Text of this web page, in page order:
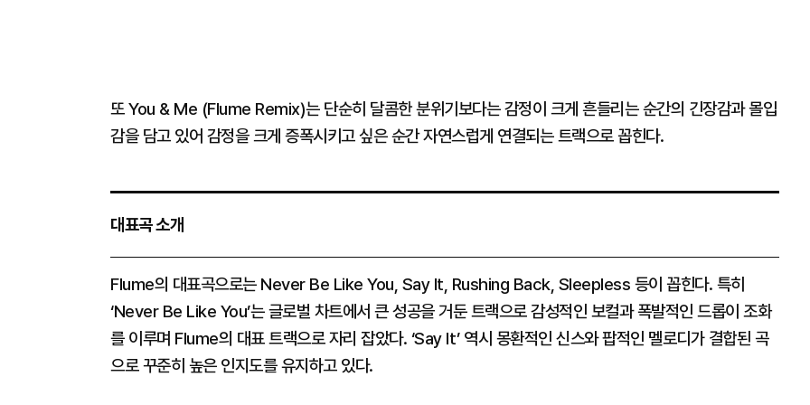
또 You & Me (Flume Remix)는 단순히 달콤한 분위기보다는 감정이 크게 흔들리는 순간의 긴장감과 몰입
감을 담고 있어 감정을 크게 증폭시키고 싶은 순간 자연스럽게 연결되는 트랙으로 꼽힌다.
대표곡 소개
Flume의 대표곡으로는 Never Be Like You, Say It, Rushing Back, Sleepless 등이 꼽힌다. 특히
‘Never Be Like You’는 글로벌 차트에서 큰 성공을 거둔 트랙으로 감성적인 보컬과 폭발적인 드롭이 조화
를 이루며 Flume의 대표 트랙으로 자리 잡았다. ‘Say It’ 역시 몽환적인 신스와 팝적인 멜로디가 결합된 곡
으로 꾸준히 높은 인지도를 유지하고 있다.